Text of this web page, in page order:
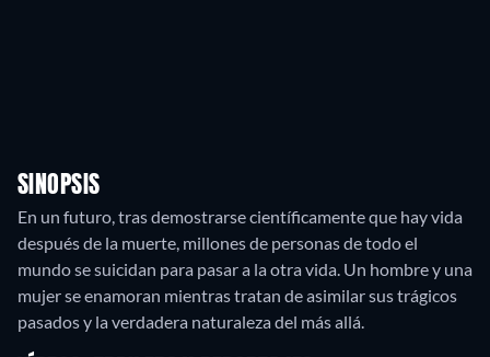
SINOPSIS
En un futuro, tras demostrarse científicamente que hay vida
después de la muerte, millones de personas de todo el
mundo se suicidan para pasar a la otra vida. Un hombre y una
mujer se enamoran mientras tratan de asimilar sus trágicos
pasados y la verdadera naturaleza del más allá.